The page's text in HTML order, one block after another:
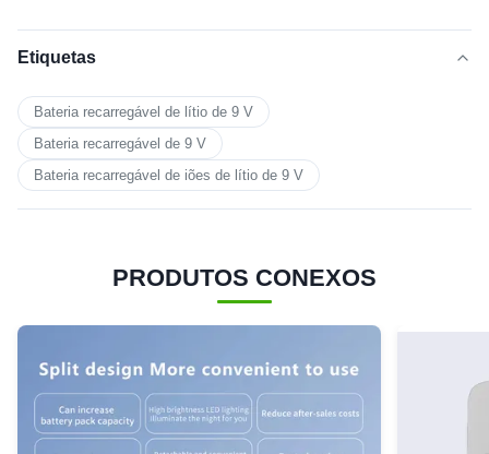
Etiquetas
Bateria recarregável de lítio de 9 V
Bateria recarregável de 9 V
Bateria recarregável de iões de lítio de 9 V
PRODUTOS CONEXOS